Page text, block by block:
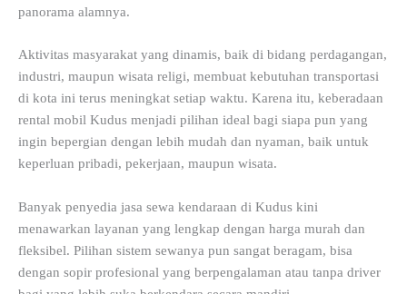
panorama alamnya.
Aktivitas masyarakat yang dinamis, baik di bidang perdagangan,
industri, maupun wisata religi, membuat kebutuhan transportasi
di kota ini terus meningkat setiap waktu. Karena itu, keberadaan
rental mobil Kudus menjadi pilihan ideal bagi siapa pun yang
ingin bepergian dengan lebih mudah dan nyaman, baik untuk
keperluan pribadi, pekerjaan, maupun wisata.
Banyak penyedia jasa sewa kendaraan di Kudus kini
menawarkan layanan yang lengkap dengan harga murah dan
fleksibel. Pilihan sistem sewanya pun sangat beragam, bisa
dengan sopir profesional yang berpengalaman atau tanpa driver